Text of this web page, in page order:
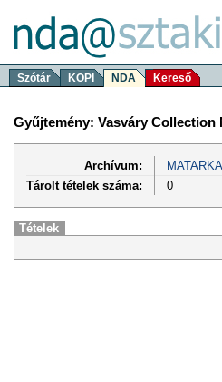
Szótár KOPI NDA Kereső
Gyűjtemény: Vasváry Collection
Archívum:
Tárolt tételek száma:
0
Tételek